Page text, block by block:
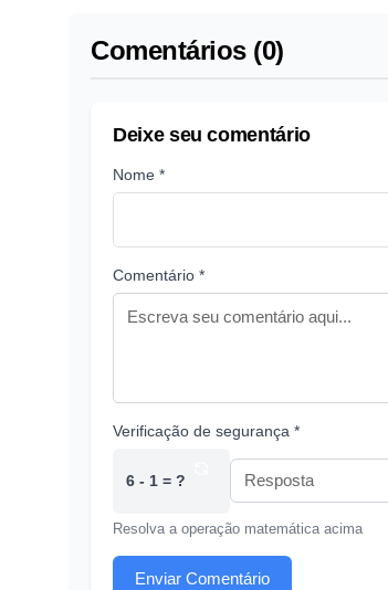
Comentários (0)
Deixe seu comentário
Nome *
Comentário *
Verificação de segurança *
6 - 1 = ?
Resolva a operação matemática acima
Enviar Comentário